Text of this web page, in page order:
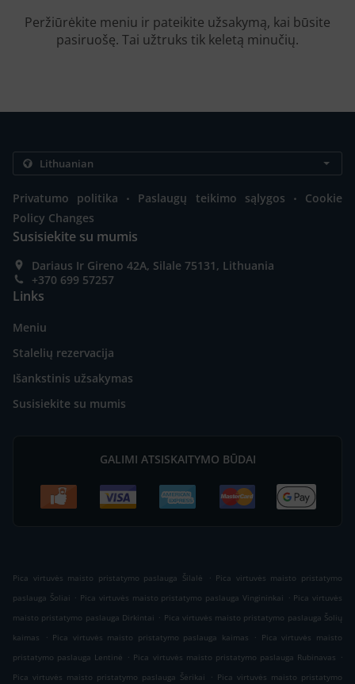
Peržiūrėkite meniu ir pateikite užsakymą, kai būsite
pasiruošę. Tai užtruks tik keletą minučių.
Privatumo politika . Paslaugų teikimo sąlygos .
Cookie
Policy Changes
Susisiekite su mumis
Dariaus Ir Gireno 42A, Silale 75131, Lithuania
+370 699 57257
Links
Meniu
Stalelių rezervacija
Išankstinis užsakymas
Susisiekite su mumis
GALIMI ATSISKAITYMO BŪDAI
Pica virtuvės maisto pristatymo paslauga Šilalė . Pica virtuvės maisto pristatymo
paslauga Šoliai . Pica virtuvės maisto pristatymo paslauga Vingininkai . Pica virtuvės
maisto pristatymo paslauga Dirkintai . Pica virtuvės maisto pristatymo paslauga Šolių
kaimas
. Pica virtuvės maisto pristatymo paslauga kaimas . Pica virtuvės maisto
pristatymo paslauga Lentinė . Pica virtuvės maisto pristatymo paslauga Rubinavas .
Pica virtuvės maisto pristatymo paslauga Šėrikai
. Pica virtuvės maisto pristatymo